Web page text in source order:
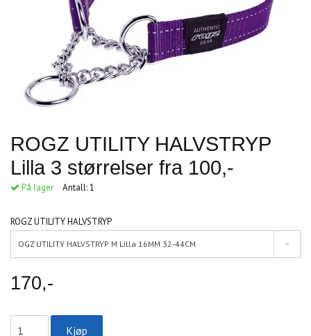
ROGZ UTILITY HALVSTRYP
Lilla 3 størrelser fra 100,-
På lager Antall:1
ROGZ UTILITY HALVSTRYP
OGZ UTILITY HALVSTRYP M Lilla 16MM 32-44CM
170,-